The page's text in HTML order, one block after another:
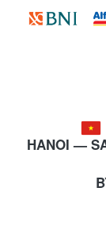
HANOI —